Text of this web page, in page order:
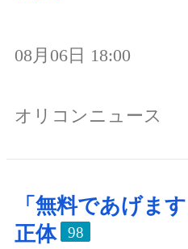
08月06日 18:00
オリコンニュース
「無料であげま
正体
98